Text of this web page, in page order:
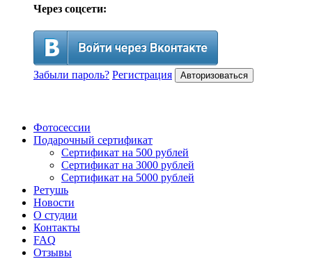
Через соцсети:
Забыли пароль? Регистрация Авторизоваться
Фотосессии
Подарочный сертификат
Сертификат на 500 рублей
Сертификат на 3000 рублей
Сертификат на 5000 рублей
Ретушь
Новости
О студии
Контакты
FAQ
Отзывы